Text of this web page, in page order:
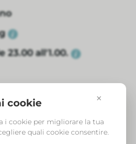
23.00 all'1.00.
vista della MTC:
×
cookie
i cookie per migliorare la tua
quali cookie consentire.